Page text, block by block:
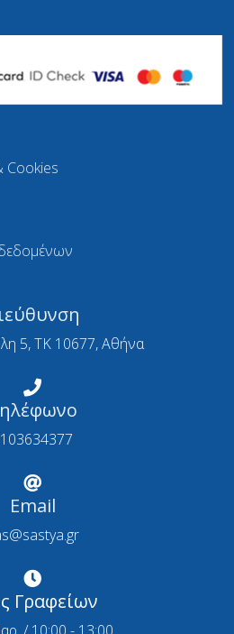
Cookies
5, ΤΚ 10677, Αθήνα
Email
Γραφείων